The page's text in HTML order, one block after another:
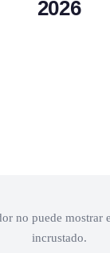
2026
no puede mostrar
incrustado.